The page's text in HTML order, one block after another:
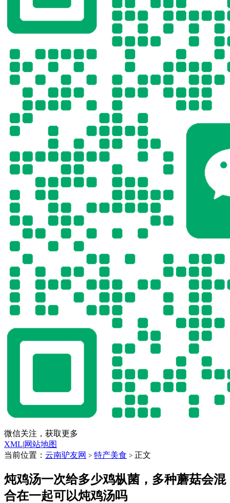
微信关注，获取更多
XML|网站地图
当前位置： 云南驴友网 > 特产美食 > 正文
炖鸡汤一次给多少鸡枞菌，多种蘑菇会混
合在一起可以炖鸡汤吗